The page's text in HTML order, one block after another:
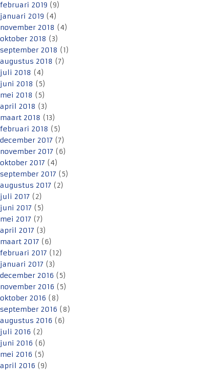
februari 2019 (9)
januari 2019 (4)
november 2018 (4)
oktober 2018 (3)
september 2018 (1)
augustus 2018 (7)
juli 2018 (4)
juni 2018 (5)
mei 2018 (5)
april 2018 (3)
maart 2018 (13)
februari 2018 (5)
december 2017 (7)
november 2017 (6)
oktober 2017 (4)
september 2017 (5)
augustus 2017 (2)
juli 2017 (2)
juni 2017 (5)
mei 2017 (7)
april 2017 (3)
maart 2017 (6)
februari 2017 (12)
januari 2017 (3)
december 2016 (5)
november 2016 (5)
oktober 2016 (8)
september 2016 (8)
augustus 2016 (6)
juli 2016 (2)
juni 2016 (6)
mei 2016 (5)
april 2016 (9)